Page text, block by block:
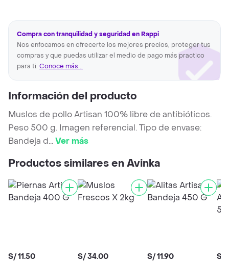
Compra con tranquilidad y seguridad en Rappi
Nos enfocamos en ofrecerte los mejores precios, proteger tus
compras y que puedas utilizar el medio de pago más practico
para ti. Conoce más...
Información del producto
Muslos de pollo Artisan 100% libre de antibióticos.
Peso 500 g. Imagen referencial. Tipo de envase:
Bandeja d...Ver más
Productos similares en Avinka
S/ 11.50 S/ 34.00 S/ 11.90 S/